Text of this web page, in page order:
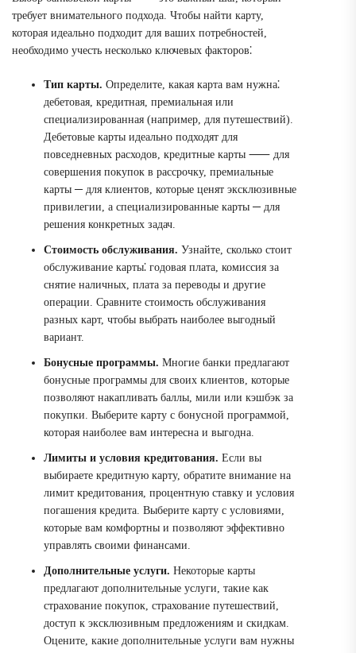
требует внимательного подхода. Чтобы найти карту,
которая идеально подходит для ваших потребностей,
необходимо учесть несколько ключевых факторов⁚
Тип карты. Определите, какая карта вам нужна⁚
дебетовая, кредитная, премиальная или
специализированная (например, для путешествий).
Дебетовые карты идеально подходят для
повседневных расходов, кредитные карты ⸺ для
совершения покупок в рассрочку, премиальные
карты ─ для клиентов, которые ценят эксклюзивные
привилегии, а специализированные карты ─ для
решения конкретных задач.
Стоимость обслуживания. Узнайте, сколько стоит
обслуживание карты⁚ годовая плата, комиссия за
снятие наличных, плата за переводы и другие
операции. Сравните стоимость обслуживания
разных карт, чтобы выбрать наиболее выгодный
вариант.
Бонусные программы. Многие банки предлагают
бонусные программы для своих клиентов, которые
позволяют накапливать баллы, мили или кэшбэк за
покупки. Выберите карту с бонусной программой,
которая наиболее вам интересна и выгодна.
Лимиты и условия кредитования. Если вы
выбираете кредитную карту, обратите внимание на
лимит кредитования, процентную ставку и условия
погашения кредита. Выберите карту с условиями,
которые вам комфортны и позволяют эффективно
управлять своими финансами.
Дополнительные услуги. Некоторые карты
предлагают дополнительные услуги, такие как
страхование покупок, страхование путешествий,
доступ к эксклюзивным предложениям и скидкам.
Оцените, какие дополнительные услуги вам нужны